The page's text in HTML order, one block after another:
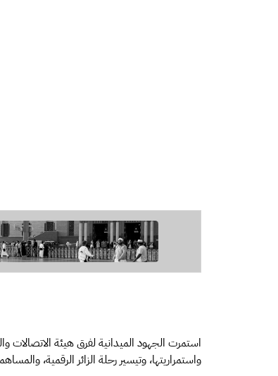
استمرت الجهود الميدانية لفرق هيئة
واستمراريتها، وتيسير رحلة الزائر الرقمية،